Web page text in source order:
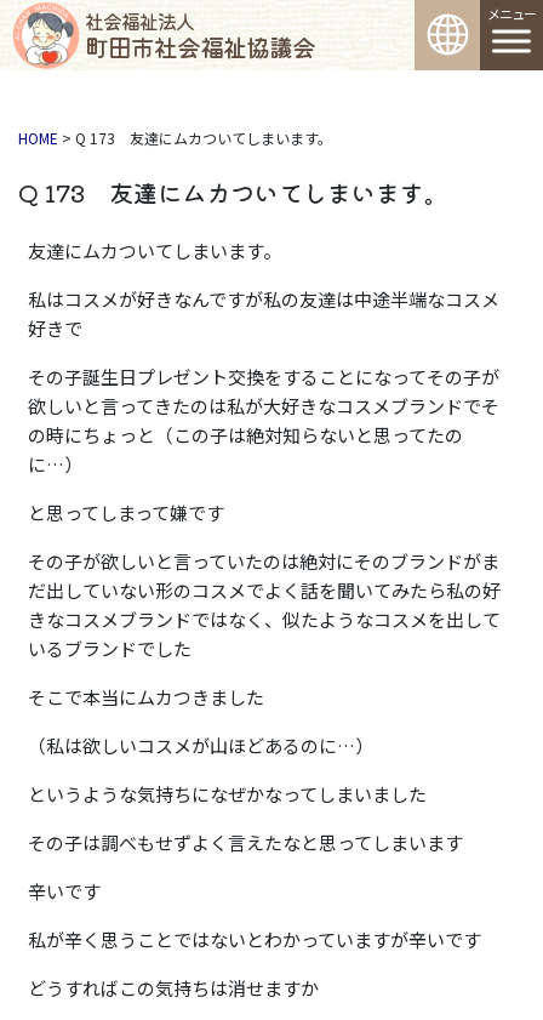
社会福祉法人
町田市社会福祉協議会
コンテンツへスキップ
メインナビゲーション
HOME > Q 173 友達にムカついてしまいます。
Q 173 友達にムカついてしまいます。
友達にムカついてしまいます。
私はコスメが好きなんですが私の友達は中途半端なコスメ
好きで
その子誕生日プレゼント交換をすることになってその子が
欲しいと言ってきたのは私が大好きなコスメブランドでそ
の時にちょっと（この子は絶対知らないと思ってたの
に…）
と思ってしまって嫌です
その子が欲しいと言っていたのは絶対にそのブランドがま
だ出していない形のコスメでよく話を聞いてみたら私の好
きなコスメブランドではなく、似たようなコスメを出して
いるブランドでした
そこで本当にムカつきました
（私は欲しいコスメが山ほどあるのに…）
というような気持ちになぜかなってしまいました
その子は調べもせずよく言えたなと思ってしまいます
辛いです
私が辛く思うことではないとわかっていますが辛いです
どうすればこの気持ちは消せますか